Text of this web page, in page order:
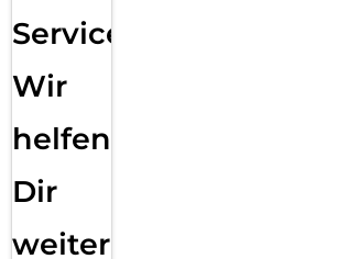
Service:
Wir
helfen
Dir
weiter